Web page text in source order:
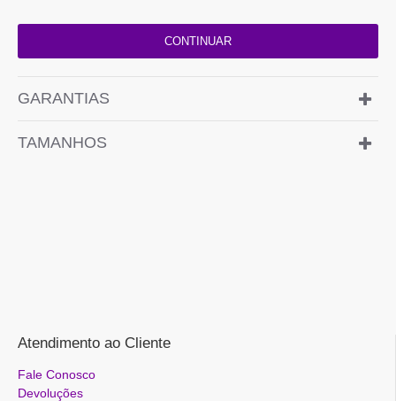
CONTINUAR
GARANTIAS
TAMANHOS
Atendimento ao Cliente
Fale Conosco
Devoluções